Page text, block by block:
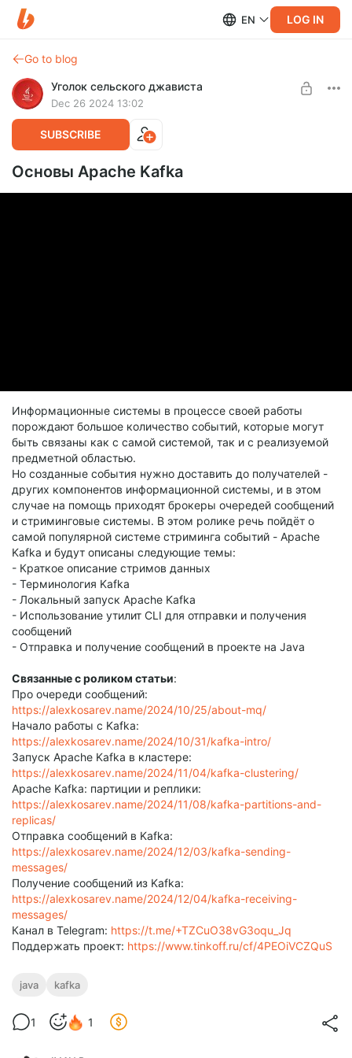
EN LOG IN
Go to blog
Уголок сельского джависта
Dec 26 2024 13:02
SUBSCRIBE
Основы Apache Kafka
Информационные системы в процессе своей работы
порождают большое количество событий, которые могут
быть связаны как с самой системой, так и с реализуемой
предметной областью.
Но созданные события нужно доставить до получателей -
других компонентов информационной системы, и в этом
случае на помощь приходят брокеры очередей сообщений
и стриминговые системы. В этом ролике речь пойдёт о
самой популярной системе стриминга событий - Apache
Kafka и будут описаны следующие темы:
- Краткое описание стримов данных
- Терминология Kafka
- Локальный запуск Apache Kafka
- Использование утилит CLI для отправки и получения
сообщений
- Отправка и получение сообщений в проекте на Java
Связанные с роликом статьи:
Про очереди сообщений:
https://alexkosarev.name/2024/10/25/about-mq/
Начало работы с Kafka:
https://alexkosarev.name/2024/10/31/kafka-intro/
Запуск Apache Kafka в кластере:
https://alexkosarev.name/2024/11/04/kafka-clustering/
Apache Kafka: партиции и реплики:
https://alexkosarev.name/2024/11/08/kafka-partitions-and-
replicas/
Отправка сообщений в Kafka:
https://alexkosarev.name/2024/12/03/kafka-sending-
messages/
Получение сообщений из Kafka:
https://alexkosarev.name/2024/12/04/kafka-receiving-
messages/
Канал в Telegram: https://t.me/+TZCuO38vG3oqu_Jq
Поддержать проект: https://www.tinkoff.ru/cf/4PEOiVCZQuS
java kafka
1 1